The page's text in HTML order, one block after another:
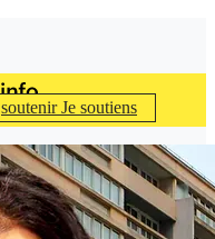
soutenirJe soutiens